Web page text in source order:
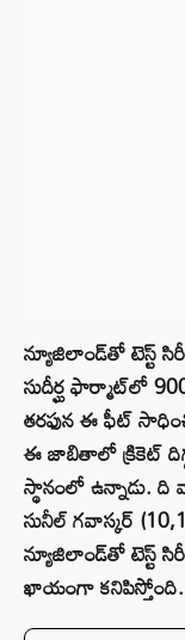
న్యూజిలాండ్‌తో టెస్ట్
సుదీర్ఘ ఫార్మాట్‌లో
తరఫున ఈ ఫీట్
ఈ జాబితాలో క్రికెట్
స్థానంలో ఉన్నాడు.
సునీల్ గవాస్కర్
న్యూజిలాండ్‌తో టెస్ట్
ఖాయంగా కనిపిస్తోంది.